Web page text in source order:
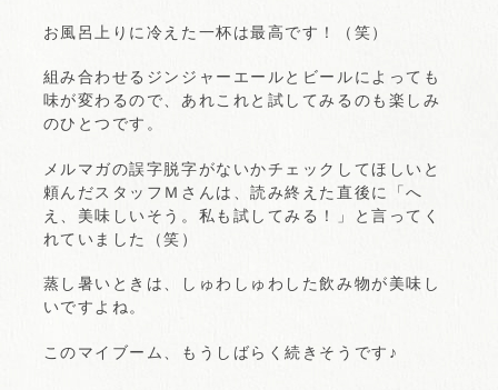
お風呂上りに冷えた一杯は最高です！（笑）
組み合わせるジンジャーエールとビールによっても
味が変わるので、あれこれと試してみるのも楽しみ
のひとつです。
メルマガの誤字脱字がないかチェックしてほしいと
頼んだスタッフＭさんは、読み終えた直後に「へ
え、美味しいそう。私も試してみる！」と言ってく
れていました（笑）
蒸し暑いときは、しゅわしゅわした飲み物が美味し
いですよね。
このマイブーム、もうしばらく続きそうです♪